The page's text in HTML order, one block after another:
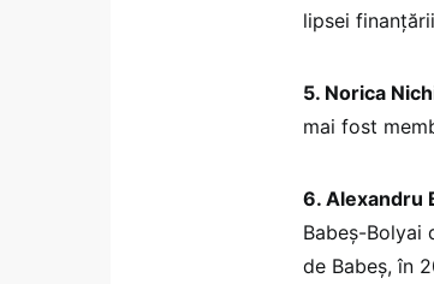
lipsei
5. Norica
mai fost
6. Alexandru
Babeș-Bolyai
de Babeș, în